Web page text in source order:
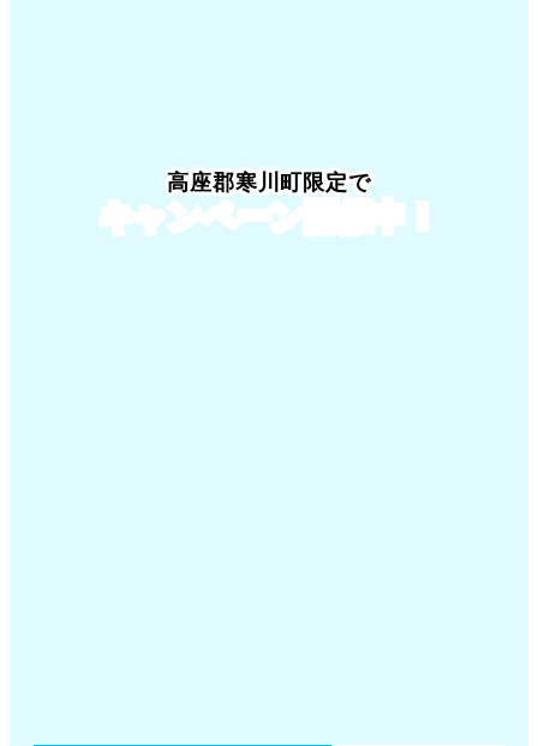
高座郡寒川町限定でキャンペーン開催
高座郡寒川町限定で
キャンペーン開催中！